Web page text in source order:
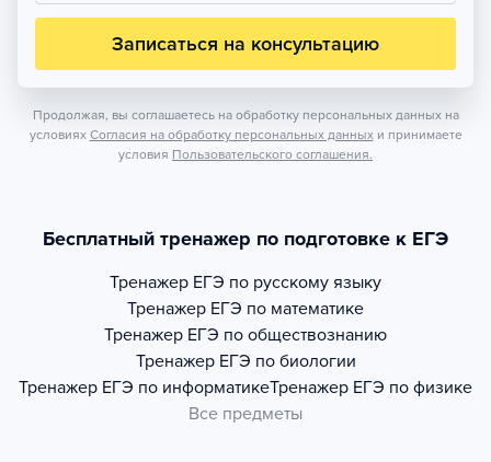
Записаться на консультацию
Продолжая, вы соглашаетесь на обработку персональных данных на
условиях Согласия на обработку персональных данных и принимаете
условия Пользовательского соглашения.
Бесплатный тренажер по подготовке к ЕГЭ
Тренажер ЕГЭ по русскому языку
Тренажер ЕГЭ по математике
Тренажер ЕГЭ по обществознанию
Тренажер ЕГЭ по биологии
Тренажер ЕГЭ по информатикеТренажер ЕГЭ по физике
Все предметы